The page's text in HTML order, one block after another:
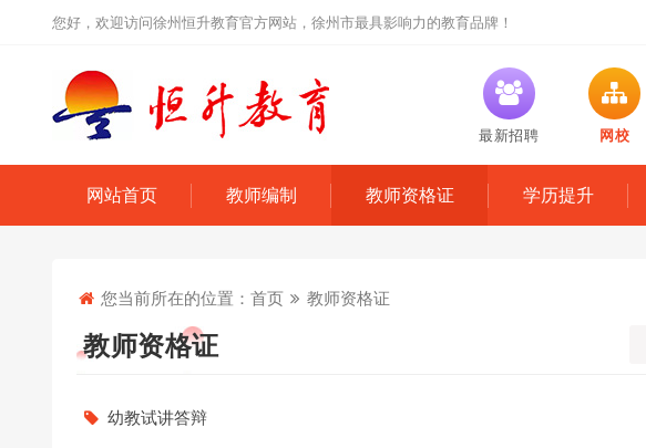
您好，欢迎访问徐州恒升教育官方网站，徐州市最具影响力的教育品牌！
最新招聘 网校
网站首页 教师编制 教师资格证 学历提升
您当前所在的位置： 首页 教师资格证
教师资格证
幼教试讲答辩